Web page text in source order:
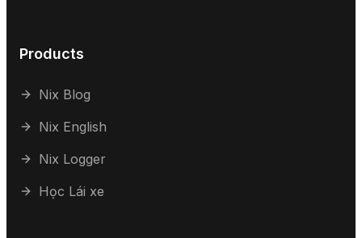
Products
Nix Blog
Nix English
Nix Logger
Học Lái xe